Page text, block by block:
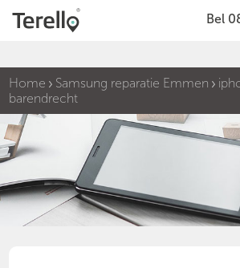
Bel
Home
Samsung reparatie Emmen
barendrecht